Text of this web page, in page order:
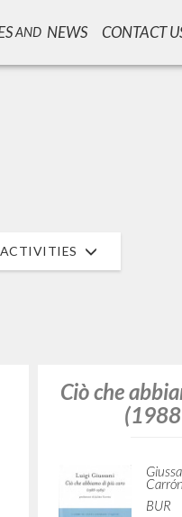
AND NEWS CONTACT
Ciò che
BUR